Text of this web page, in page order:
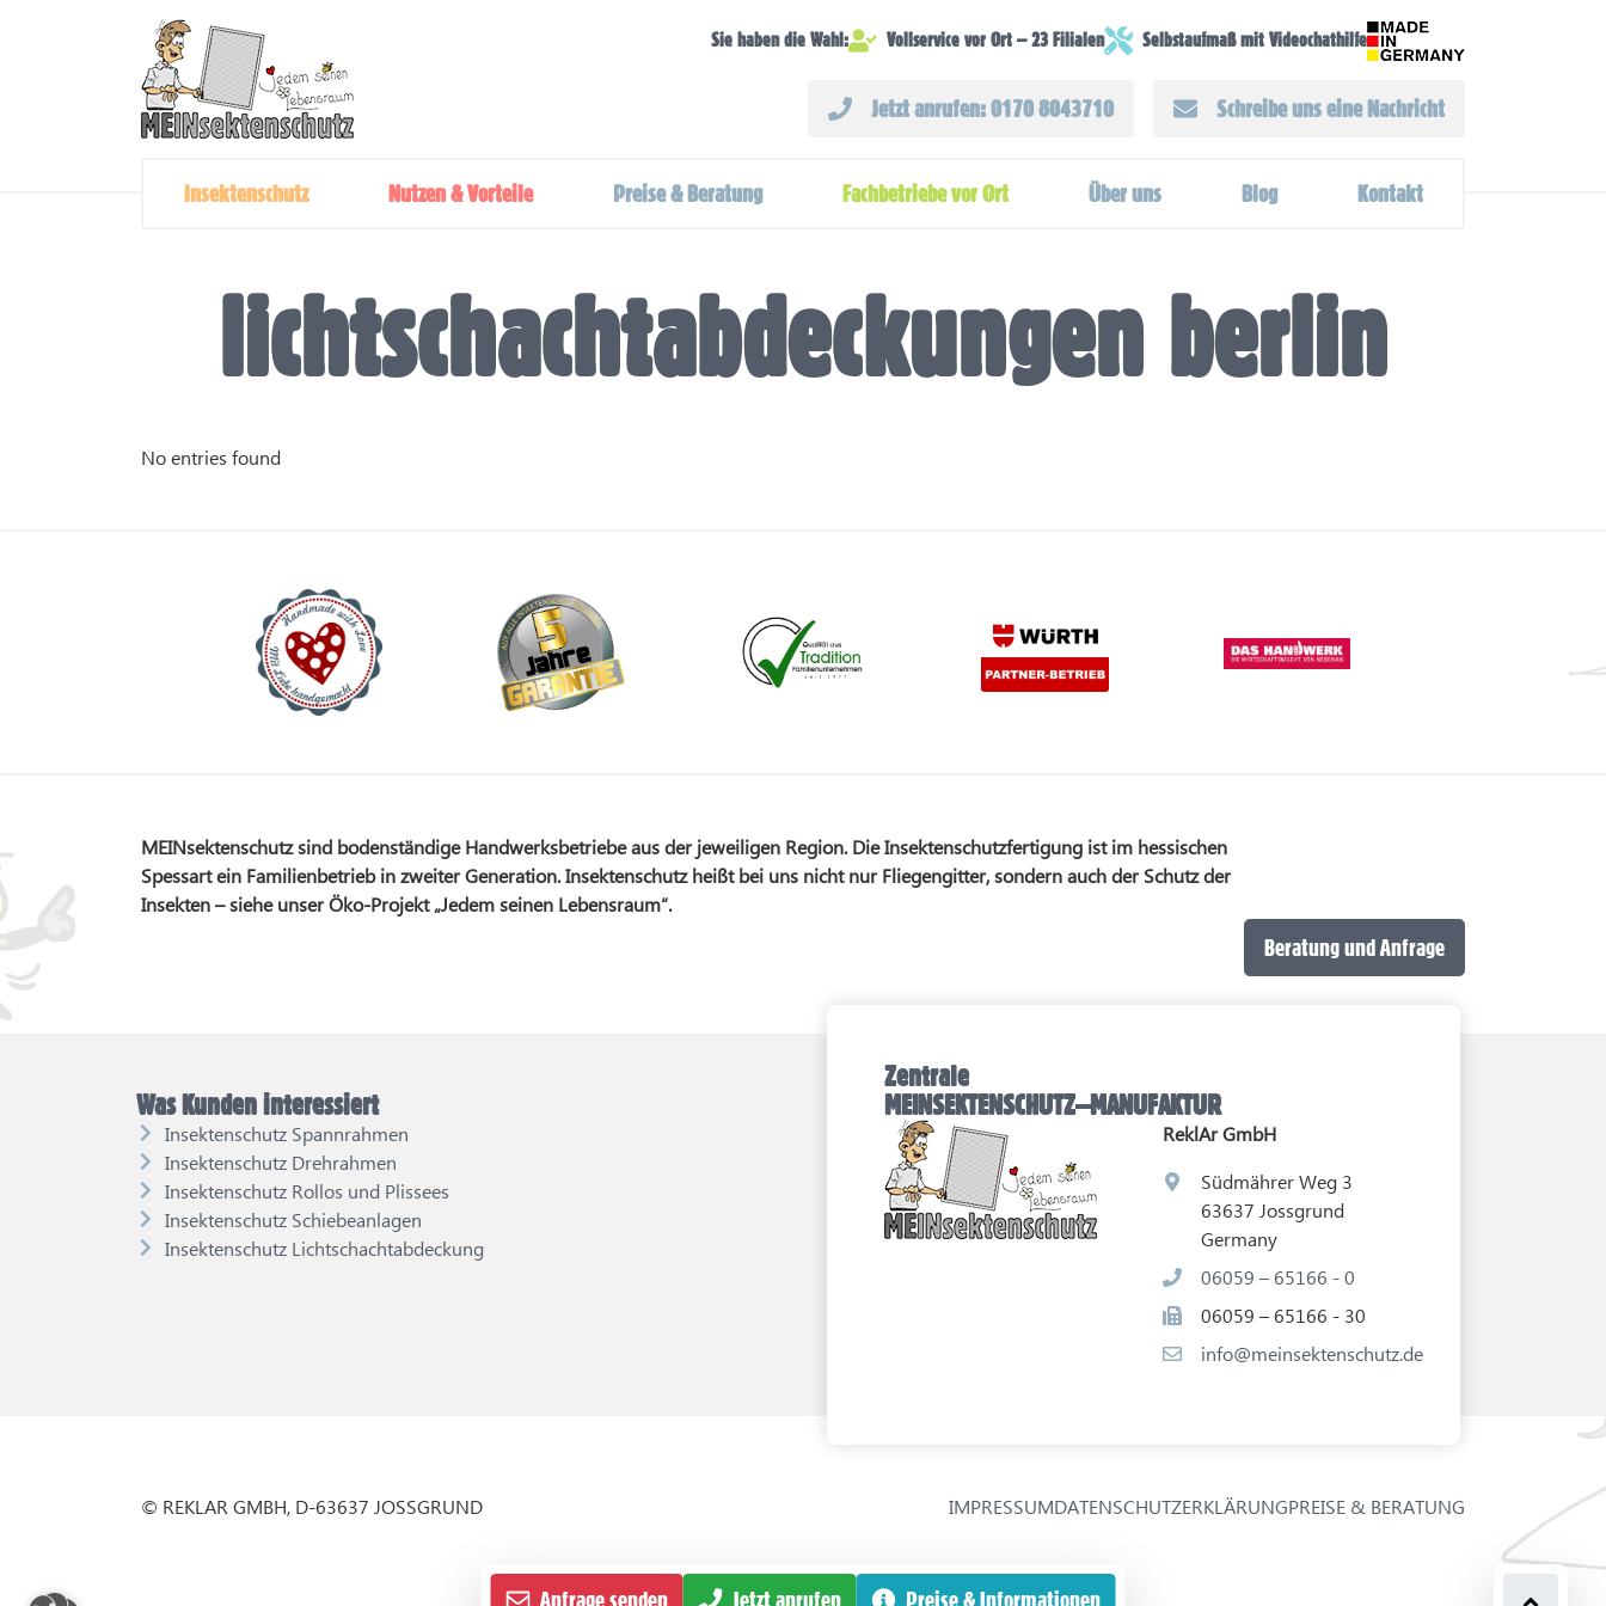
Sie haben die Wahl: Vollservice vor Ort – 23 Filialen Selbstaufmaß mit Videochathilfe
Jetzt anrufen: 0170 8043710 Schreibe uns eine Nachricht
Insektenschutz Nutzen & Vorteile Preise & Beratung Fachbetriebe vor Ort Über uns Blog Kontakt
lichtschachtabdeckungen berlin
No entries found
MEINsektenschutz sind bodenständige Handwerksbetriebe aus der jeweiligen Region. Die Insektenschutzfertigung ist im hessischen
Spessart ein Familienbetrieb in zweiter Generation. Insektenschutz heißt bei uns nicht nur Fliegengitter, sondern auch der Schutz der
Insekten – siehe unser Öko-Projekt „Jedem seinen Lebensraum“.
Beratung und Anfrage
Was Kunden interessiert
Insektenschutz Spannrahmen
Insektenschutz Drehrahmen
Insektenschutz Rollos und Plissees
Insektenschutz Schiebeanlagen
Insektenschutz Lichtschachtabdeckung
Zentrale
MEINSEKTENSCHUTZ–MANUFAKTUR
ReklAr GmbH
Südmährer Weg 3
63637 Jossgrund
Germany
06059 – 65166 - 0
06059 – 65166 - 30
info@meinsektenschutz.de
© REKLAR GMBH, D-63637 JOSSGRUND IMPRESSUMDATENSCHUTZERKLÄRUNGPREISE & BERATUNG
Anfrage senden Jetzt anrufen Preise & Informationen